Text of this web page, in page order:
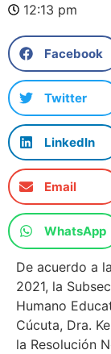
12:13 pm
Facebook
Twitter
LinkedIn
Email
WhatsApp
De acuerdo a
2021, la
Humano
Cúcuta, Dra.
la Resolución